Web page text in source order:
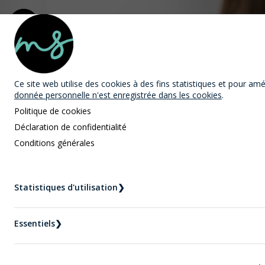
MAST Avocats
Accueil
Nouvelles
Ce site web utilise des cookies à des fins statistiques et pour
donnée personnelle n'est enregistrée dans les cookies.
Politique de cookies
Déclaration de confidentialité
Conditions générales
Statistiques d'utilisation❯
Essentiels❯